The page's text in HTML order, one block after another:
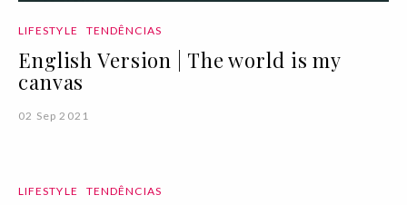
LIFESTYLE TENDÊNCIAS
English Version | The world is my
canvas
02 Sep 2021
LIFESTYLE TENDÊNCIAS